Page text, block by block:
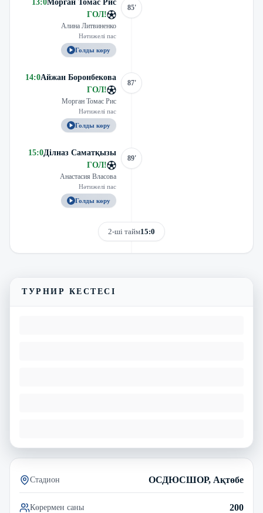
13:0Морган Томас Рис
ГОЛ!
Алина Литвиненко
Нәтижелі пас
Голды көру
85'
14:0Айжан Боронбекова
ГОЛ!
Морган Томас Рис
Нәтижелі пас
Голды көру
87'
15:0Ділназ Саматқызы
ГОЛ!
Анастасия Власова
Нәтижелі пас
Голды көру
89'
2-ші тайм15:0
ТУРНИР КЕСТЕСІ
Стадион ОСДЮСШОР, Ақтөбе
Көрермен саны 200